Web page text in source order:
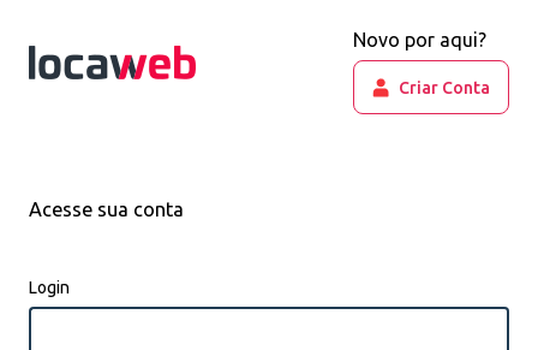
Acesse sua conta
Login
Novo por aqui?
Criar Conta